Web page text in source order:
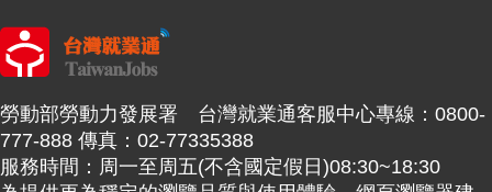
勞動部勞動力發展署 台灣就業通客服中心專線：0800-
777-888 傳真：02-77335388
服務時間：周一至周五(不含國定假日)08:30~18:30